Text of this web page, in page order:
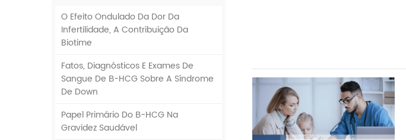
O Efeito Ondulado Da Dor Da
Infertilidade, A Contribuição Da
Biotime
Fatos, Diagnósticos E Exames De
Sangue De Β-HCG Sobre A Síndrome
De Down
Papel Primário Do Β-HCG Na
Gravidez Saudável